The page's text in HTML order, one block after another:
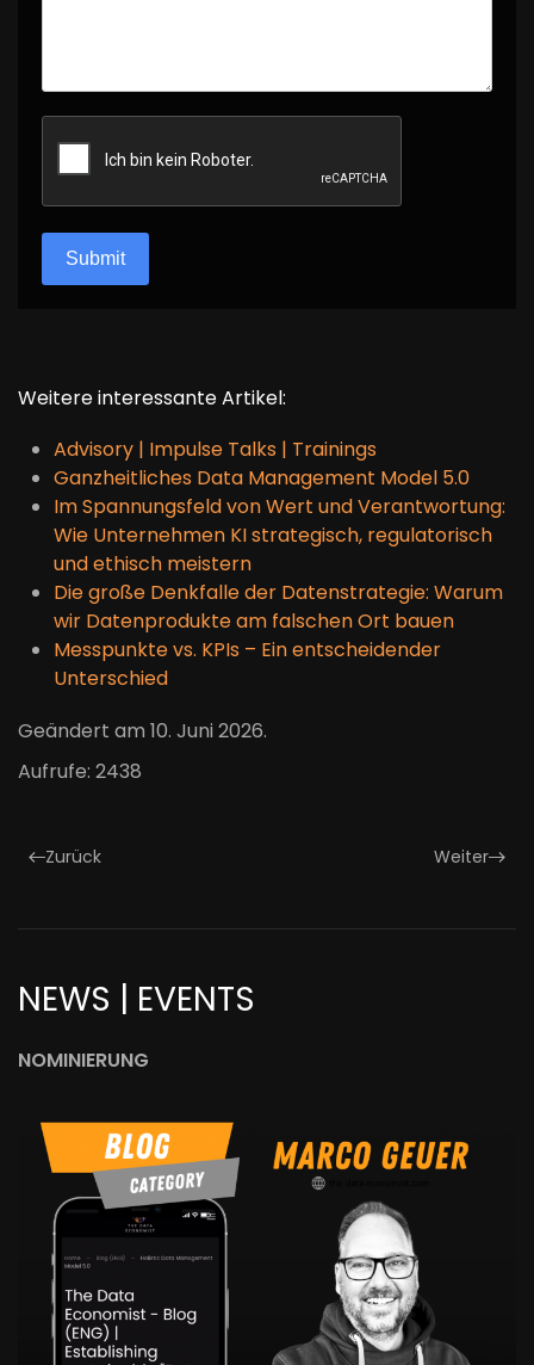
reCAPTCHA
Submit
Weitere interessante Artikel:
Advisory | Impulse Talks | Trainings
Ganzheitliches Data Management Model 5.0
Im Spannungsfeld von Wert und Verantwortung:
Wie Unternehmen KI strategisch, regulatorisch
und ethisch meistern
Die große Denkfalle der Datenstrategie: Warum
wir Datenprodukte am falschen Ort bauen
Messpunkte vs. KPIs – Ein entscheidender
Unterschied
Geändert am 10. Juni 2026.
Aufrufe: 2438
Zurück Weiter
NEWS | EVENTS
NOMINIERUNG